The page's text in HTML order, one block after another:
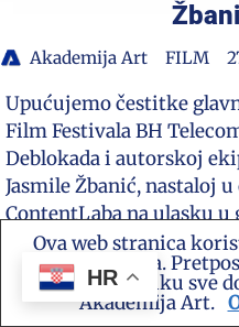
Akademija Art FILM
Upućujemo čestitke
Film Festivala BH
Deblokada i autorskoj
Jasmile Žbanić, nastaloj
ContentLaba na ulasku
ovogodišnjeg filmskog
HR
Ova web stranica
vašeg iskustva.
ovu politiku sve
Akademija Art.